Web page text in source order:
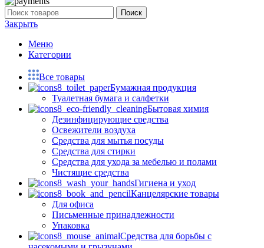
Поиск
Закрыть
Меню
Категории
Все товары
Бумажная продукция
Туалетная бумага и салфетки
Бытовая химия
Дезинфицирующие средства
Освежители воздуха
Средства для мытья посуды
Средства для стирки
Средства для ухода за мебелью и полами
Чистящие средства
Гигиена и уход
Канцелярские товары
Для офиса
Письменные принадлежности
Упаковка
Средства для борьбы с